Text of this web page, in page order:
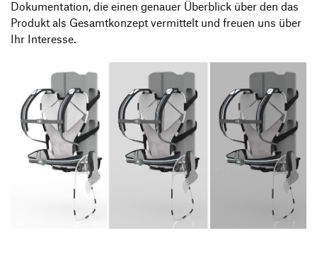
Dokumentation, die einen genauer Überblick über den das
Produkt als Gesamtkonzept vermittelt und freuen uns über
Ihr Interesse.